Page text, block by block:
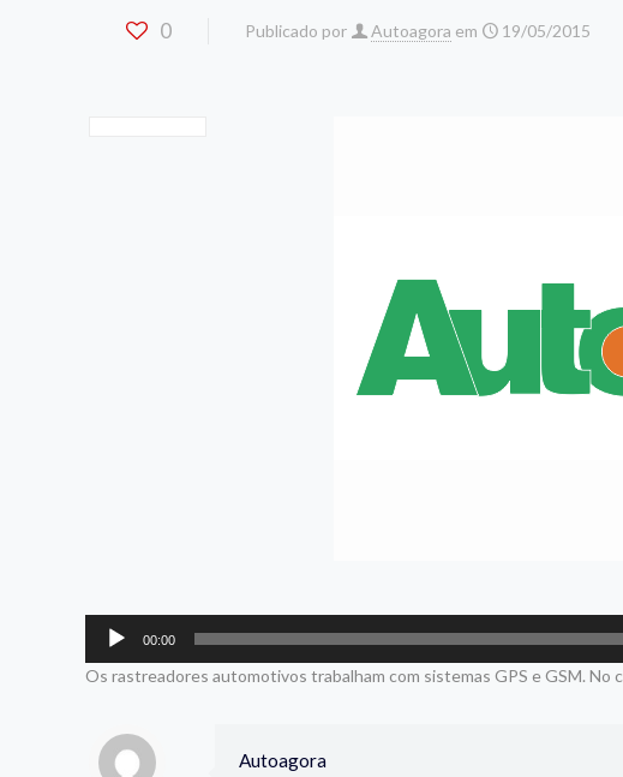
0 Publicado por Autoagora em 19/05/2015
Tocador
áudio
00:00
Os rastreadores automotivos trabalham com sistemas GPS e GSM.
Autoagora